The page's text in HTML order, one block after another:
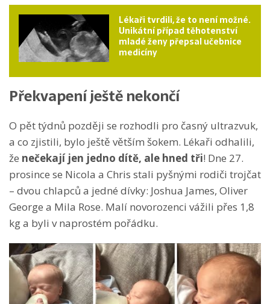
Lékaři tvrdili, že to není možné.
Unikátní případ těhotenství
mladé ženy přepsal učebnice
medicíny
Překvapení ještě nekončí
O pět týdnů později se rozhodli pro časný ultrazvuk,
a co zjistili, bylo ještě větším šokem. Lékaři odhalili,
že nečekají jen jedno dítě, ale hned tři! Dne 27.
prosince se Nicola a Chris stali pyšnými rodiči trojčat
– dvou chlapců a jedné dívky: Joshua James, Oliver
George a Mila Rose. Malí novorozenci vážili přes 1,8
kg a byli v naprostém pořádku.